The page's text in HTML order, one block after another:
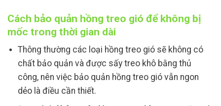
Cách bảo quản hồng treo gió để không bị
mốc trong thời gian dài
Thông thường các loại hồng treo gió sẽ không có
chất bảo quản và được sấy treo khô bằng thủ
công, nên việc bảo quản hồng treo gió vẫn ngon
dẻo là điều cần thiết.